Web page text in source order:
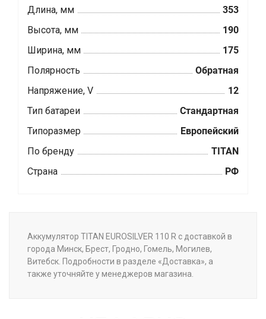
Длина, мм
353
Высота, мм
190
Ширина, мм
175
Полярность
Обратная
Напряжение, V
12
Тип батареи
Стандартная
Типоразмер
Европейский
По бренду
TITAN
Страна
РФ
Аккумулятор TITAN EUROSILVER 110 R с доставкой в
города Минск, Брест, Гродно, Гомель, Могилев,
Витебск. Подробности в разделе «Доставка», а
также уточняйте у менеджеров магазина.